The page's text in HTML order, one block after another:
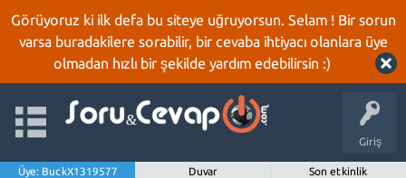
Görüyoruz ki ilk defa bu siteye uğruyorsun. Selam ! Bir sorun
varsa buradakilere sorabilir, bir cevaba ihtiyacı olanlara üye
olmadan hızlı bir şekilde yardım edebilirsin :)
Giriş
Üye: BuckX1319577 Duvar
Son etkinlik